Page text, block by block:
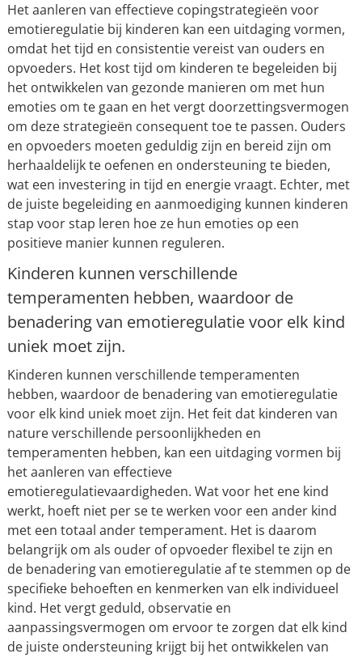
Het aanleren van effectieve copingstrategieën voor
emotieregulatie bij kinderen kan een uitdaging vormen,
omdat het tijd en consistentie vereist van ouders en
opvoeders. Het kost tijd om kinderen te begeleiden bij
het ontwikkelen van gezonde manieren om met hun
emoties om te gaan en het vergt doorzettingsvermogen
om deze strategieën consequent toe te passen. Ouders
en opvoeders moeten geduldig zijn en bereid zijn om
herhaaldelijk te oefenen en ondersteuning te bieden,
wat een investering in tijd en energie vraagt. Echter, met
de juiste begeleiding en aanmoediging kunnen kinderen
stap voor stap leren hoe ze hun emoties op een
positieve manier kunnen reguleren.
Kinderen kunnen verschillende
temperamenten hebben, waardoor de
benadering van emotieregulatie voor elk kind
uniek moet zijn.
Kinderen kunnen verschillende temperamenten
hebben, waardoor de benadering van emotieregulatie
voor elk kind uniek moet zijn. Het feit dat kinderen van
nature verschillende persoonlijkheden en
temperamenten hebben, kan een uitdaging vormen bij
het aanleren van effectieve
emotieregulatievaardigheden. Wat voor het ene kind
werkt, hoeft niet per se te werken voor een ander kind
met een totaal ander temperament. Het is daarom
belangrijk om als ouder of opvoeder flexibel te zijn en
de benadering van emotieregulatie af te stemmen op de
specifieke behoeften en kenmerken van elk individueel
kind. Het vergt geduld, observatie en
aanpassingsvermogen om ervoor te zorgen dat elk kind
de juiste ondersteuning krijgt bij het ontwikkelen van